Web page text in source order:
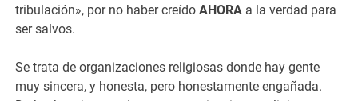
tribulación», por no haber creído AHORA a la verdad para
ser salvos.
Se trata de organizaciones religiosas donde hay gente
muy sincera, y honesta, pero honestamente engañada.